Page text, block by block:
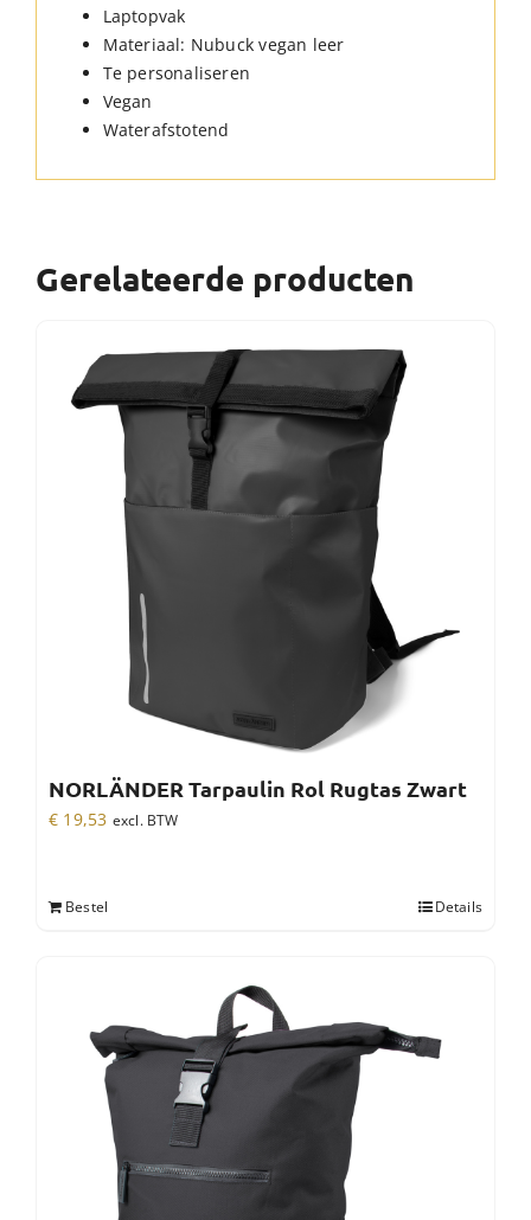
Laptopvak
Materiaal: Nubuck vegan leer
Te personaliseren
Vegan
Waterafstotend
Gerelateerde producten
NORLÄNDER Tarpaulin Rol Rugtas Zwart
€ 19,53 excl. BTW
Bestel Details